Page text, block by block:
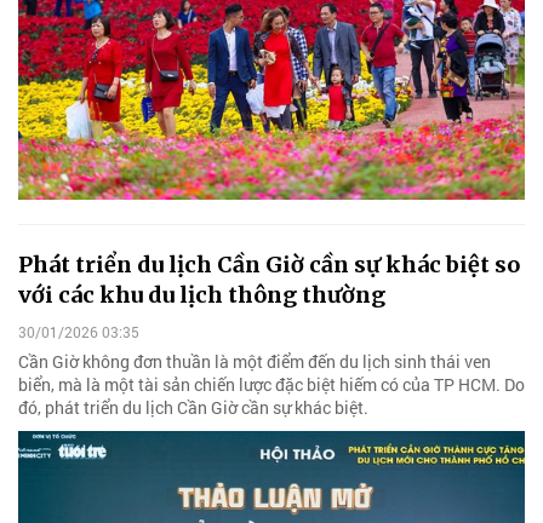
Phát triển du lịch Cần Giờ cần sự khác biệt so
với các khu du lịch thông thường
30/01/2026 03:35
Cần Giờ không đơn thuần là một điểm đến du lịch sinh thái ven
biển, mà là một tài sản chiến lược đặc biệt hiếm có của TP HCM. Do
đó, phát triển du lịch Cần Giờ cần sự khác biệt.